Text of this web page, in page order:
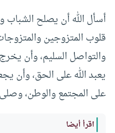
أسأل الله أن يصلح الشباب
قلوب المتزوجين
والتواصل السليم، وأن
يعبد الله على الحق، وأن
على المجتمع والوطن،
اقرأ أيضا